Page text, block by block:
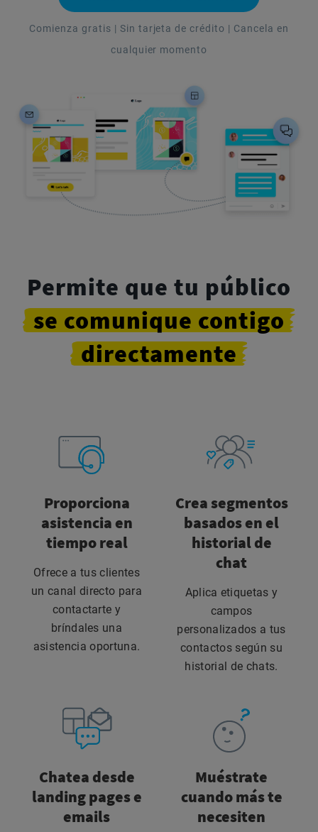
Comienza gratis | Sin tarjeta de crédito | Cancela en
cualquier momento
Permite que tu público
se comunique contigo
directamente
Proporciona
asistencia en
tiempo real
Ofrece a tus clientes
un canal directo para
contactarte y
bríndales una
asistencia oportuna.
Crea segmentos
basados en el
historial de
chat
Aplica etiquetas y
campos
personalizados a tus
contactos según su
historial de chats.
Chatea desde
landing pages e
emails
Muéstrate
cuando más te
necesiten